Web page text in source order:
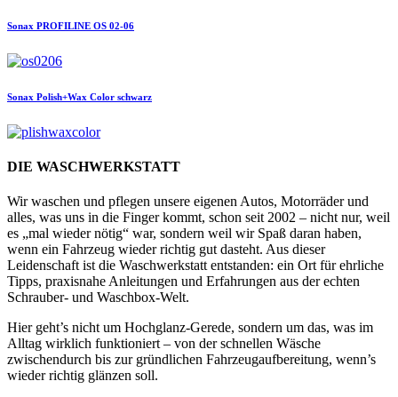
Sonax PROFILINE OS 02-06
Sonax Polish+Wax Color schwarz
DIE WASCHWERKSTATT
Wir waschen und pflegen unsere eigenen Autos, Motorräder und
alles, was uns in die Finger kommt, schon seit 2002 – nicht nur, weil
es „mal wieder nötig“ war, sondern weil wir Spaß daran haben,
wenn ein Fahrzeug wieder richtig gut dasteht. Aus dieser
Leidenschaft ist die Waschwerkstatt entstanden: ein Ort für ehrliche
Tipps, praxisnahe Anleitungen und Erfahrungen aus der echten
Schrauber- und Waschbox-Welt.
Hier geht’s nicht um Hochglanz-Gerede, sondern um das, was im
Alltag wirklich funktioniert – von der schnellen Wäsche
zwischendurch bis zur gründlichen Fahrzeugaufbereitung, wenn’s
wieder richtig glänzen soll.